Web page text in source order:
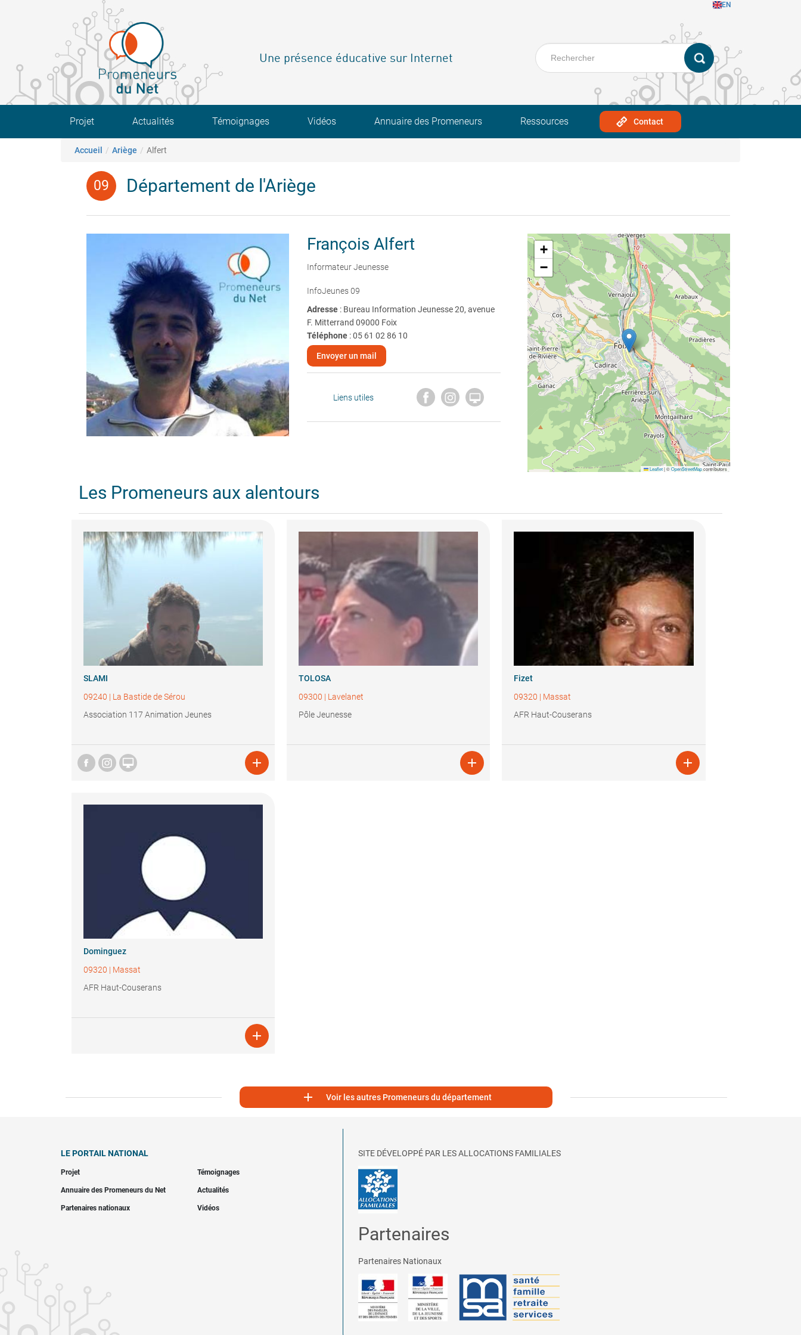
EN
Une présence éducative sur Internet
Main navigation
Projet Actualités Témoignages Vidéos Annuaire des Promeneurs Ressources Contact
Fil d'Ariane
Accueil Ariège Alfert
Département de l'Ariège
François Alfert
Informateur Jeunesse
InfoJeunes 09
Adresse : Bureau Information Jeunesse 20, avenue
F. Mitterrand 09000 Foix
Téléphone:05 61 02 86 10
Envoyer un mail
Liens utiles 
+
−
Leaflet |©OpenStreetMapcontributors
Les Promeneurs aux alentours
SLAMI
09240 | La Bastide de Sérou
Association 117 Animation Jeunes
 
TOLOSA
09300 | Lavelanet
Pôle Jeunesse

Fizet
09320 | Massat
AFR Haut-Couserans

Dominguez
09320 | Massat
AFR Haut-Couserans

 Voir les autres Promeneurs du département
LE PORTAIL NATIONAL
Projet Témoignages
Annuaire des Promeneurs du Net Actualités
Partenaires nationaux Vidéos
SITE DÉVELOPPÉ PAR LES ALLOCATIONS FAMILIALES
Partenaires
Partenaires Nationaux